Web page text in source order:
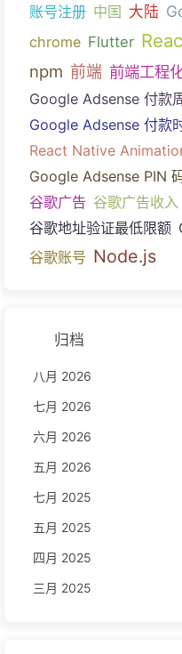
账号注册 中国 大陆
chrome Flutter
npm 前端 前端工程
Google Adsense 付款
Google Adsense 付款
React Native
Google Adsense PIN
谷歌广告 谷歌广告收入
谷歌地址验证最低限额
谷歌账号 Node.js
归档
八月 2026
七月 2026
六月 2026
五月 2026
七月 2025
五月 2025
四月 2025
三月 2025